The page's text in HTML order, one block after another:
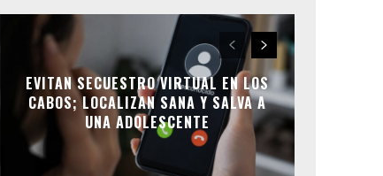
EVITAN SECUESTRO VIRTUAL EN LOS
CABOS; LOCALIZAN SANA Y SALVA A
UNA ADOLESCENTE